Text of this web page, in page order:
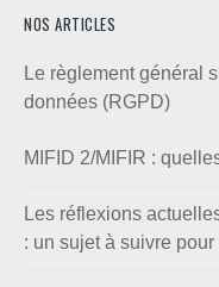
NOS ARTICLES
Le règlement général
données (RGPD)
MIFID 2/MIFIR :
Les réflexions
: un sujet à suivre